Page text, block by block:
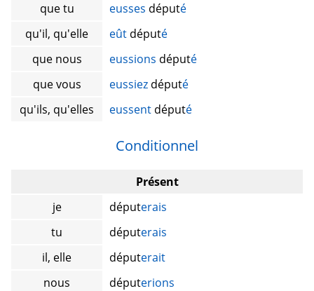
que tu
eusses député
qu'il, qu'elle
eût député
que nous
eussions député
que vous
eussiez député
qu'ils, qu'elles
eussent député
Conditionnel
Présent
je
députerais
tu
députerais
il, elle
députerait
nous
députerions